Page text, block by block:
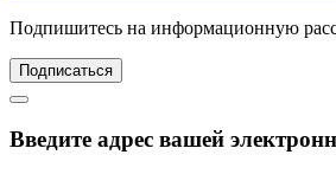
Подпишитесь на информационную
Подписаться
Введите адрес вашей